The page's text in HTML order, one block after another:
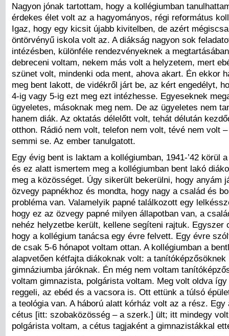
Nagyon jónak tartottam, hogy a kollégiumban
érdekes élet volt az a hagyományos, régi református
Igaz, hogy egy kicsit újabb kivitelben, de azért
öntörvényű iskola volt az. A diákság nagyon sok
intézésben, különféle rendezvényeknek a
debreceni voltam, nekem más volt a helyzetem, mert
szünet volt, mindenki oda ment, ahova akart. Én ekkor
meg bent lakott, de vidékről járt be, az kért engedélyt,
4-ig vagy 5-ig ezt meg ezt intézhesse. Egyeseknek
ügyeletes, másoknak meg nem. De az ügyeletes nem
hanem diák. Az oktatás délelőtt volt, tehát délután
otthon. Rádió nem volt, telefon nem volt, tévé nem volt
semmi se. Az ember tanulgatott.
Egy évig bent is laktam a kollégiumban, 1941-’42 körül
és ez alatt ismertem meg a kollégiumban bent lakó
meg a közösséget. Úgy sikerült bekerülni, hogy anyám
özvegy papnékhoz és mondta, hogy nagy a család és
probléma van. Valamelyik papné találkozott egy
hogy ez az özvegy papné milyen állapotban van, a
nehéz helyzetbe került, kellene segíteni rajtuk. Egyszer
hogy a kollégium tanácsa egy évre felvett. Egy évre
de csak 5-6 hónapot voltam ottan. A kollégiumban a
alapvetően kétfajta diákoknak volt: a tanítóképzősöknek
gimnáziumba járóknak. Én még nem voltam
voltam gimnazista, polgárista voltam. Meg volt oldva így
reggeli, az ebéd és a vacsora is. Ott ettünk a túlsó
a teológia van. A háború alatt kórház volt az a rész. Egy
cétus [itt: szobaközösség – a szerk.] ült; itt mindegy
polgárista voltam, a cétus tagjaként a gimnazistákkal